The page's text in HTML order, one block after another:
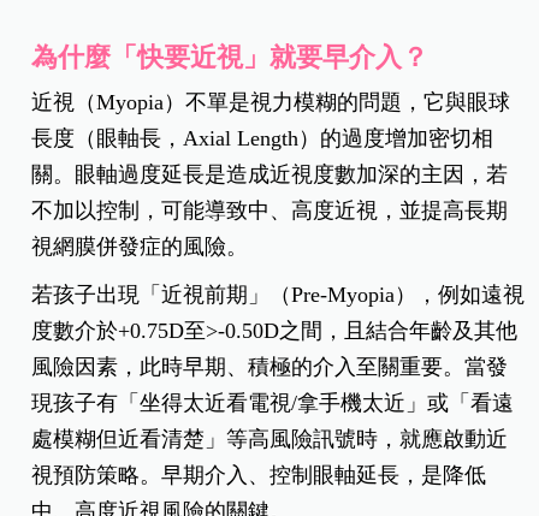
為什麼「快要近視」就要早介入？
近視（Myopia）不單是視力模糊的問題，它與眼球
長度（眼軸長，Axial Length）的過度增加密切相
關。眼軸過度延長是造成近視度數加深的主因，若
不加以控制，可能導致中、高度近視，並提高長期
視網膜併發症的風險。
若孩子出現「近視前期」（Pre-Myopia），例如遠視
度數介於+0.75D至>-0.50D之間，且結合年齡及其他
風險因素，此時早期、積極的介入至關重要。當發
現孩子有「坐得太近看電視/拿手機太近」或「看遠
處模糊但近看清楚」等高風險訊號時，就應啟動近
視預防策略。早期介入、控制眼軸延長，是降低
中、高度近視風險的關鍵。